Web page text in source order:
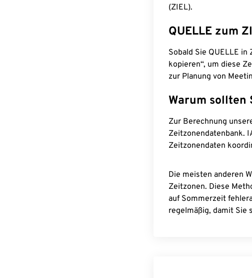
(ZIEL).
QUELLE zum
Sobald Sie QUELLE
kopieren“, um diese
zur Planung von
Warum
Zur Berechnung
Zeitzonendatenbank.
Zeitzonendaten
Die meisten anderen
Zeitzonen. Diese
auf Sommerzeit
regelmäßig, damit Sie